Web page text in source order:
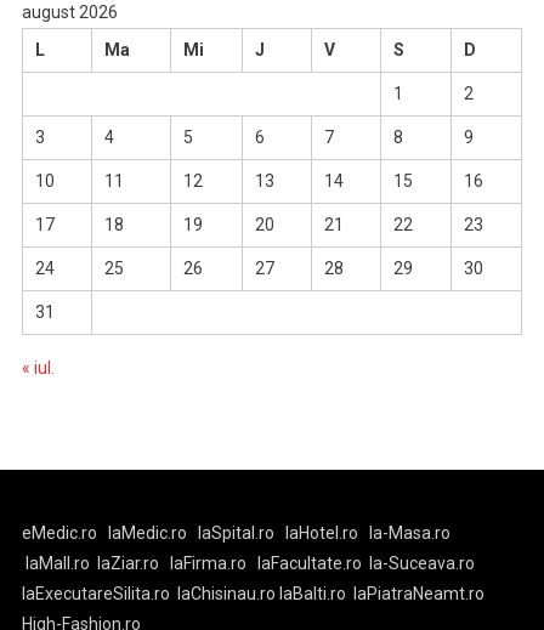
august 2026
L
Ma Mi J V S D
1 2
3 4 5 6 7 8 9
10 11 12 13 14 15 16
17 18 19 20 21 22 23
24 25 26 27 28 29 30
31
« iul.
eMedic.ro laMedic.ro laSpital.ro laHotel.ro
la-Masa.ro
laMall.ro
laZiar.ro laFirma.ro laFacultate.ro
la-Suceava.ro
laExecutareSilita.ro
laChisinau.ro laBalti.ro
laPiatraNeamt.ro
High-Fashion.ro